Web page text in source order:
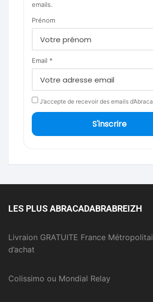
emails.
Prénom
Email *
J’accepte de recevoir des emails
S'inscrire
LES PLUS ABRACADABRABREIZH
Livraion GRATUITE France
d’achat
Colissimo ou Mondial Relay